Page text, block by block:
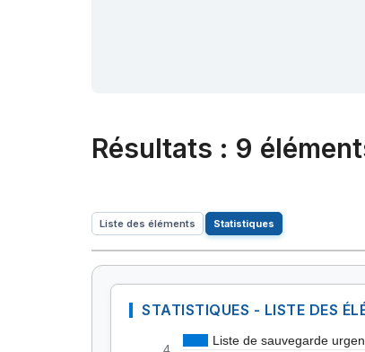
Résultats : 9
Liste des éléments Statistiques
STATISTIQUES - LISTE DES
Liste de sauvegarde